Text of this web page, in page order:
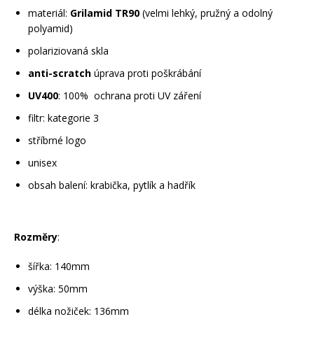
materiál: Grilamid TR90 (velmi lehký, pružný a odolný
polyamid)
polariziovaná skla
anti-scratch úprava proti poškrábání
UV400: 100% ochrana proti UV záření
filtr: kategorie 3
stříbrné logo
unisex
obsah balení: krabička, pytlík a hadřík
Rozměry:
šířka: 140mm
výška: 50mm
délka nožiček: 136mm